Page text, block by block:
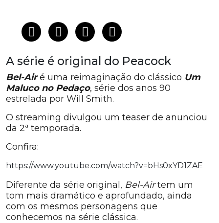
A série é original do Peacock
Bel-Airé uma reimaginação do clássico Um
Maluco no Pedaço, série dos anos 90
estrelada por Will Smith.
O streaming divulgou um teaser de anunciou
da 2ª temporada.
Confira:
https://www.youtube.com/watch?v=bHs0xYD1ZAE
Diferente da série original, Bel-Airtem um
tom mais dramático e aprofundado, ainda
com os mesmos personagens que
conhecemos na série clássica.